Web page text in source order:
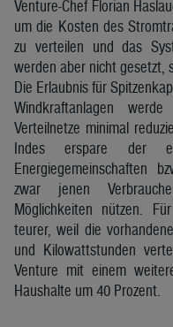
Venture-Chef Florian
um die Kosten des
zu verteilen und das
werden aber nicht gesetzt,
Die Erlaubnis für
Windkraftanlagen
Verteilnetze minimal
Indes erspare der
Energiegemeinschaften
zwar jenen
Möglichkeiten nützen.
teurer, weil die
und Kilowattstunden
Venture mit einem
Haushalte um 40 Prozent.